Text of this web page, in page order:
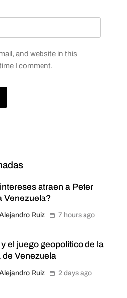
and website in this
I comment.
atraen a Peter
Venezuela?
Ruiz 7 hours ago
el juego geopolítico de la
de Venezuela
Ruiz 2 days ago